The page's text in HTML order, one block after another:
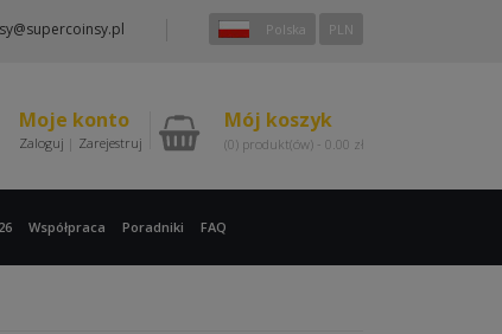
Polska PLN
Moje konto
Zaloguj | Zarejestruj
Mój koszyk
(0) produkt(ów) - 0.00 zł
Współpraca Poradniki FAQ